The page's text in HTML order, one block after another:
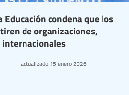
Educación condena que los
de organizaciones,
internacionales
actualizado15 enero 2026